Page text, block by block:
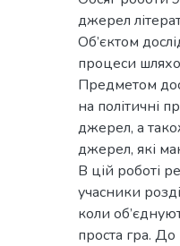
джерел
Об’єктом
процеси
Предметом
на політичні
джерел, а
джерел, які
В цій роботі
учасники
коли
проста гра.